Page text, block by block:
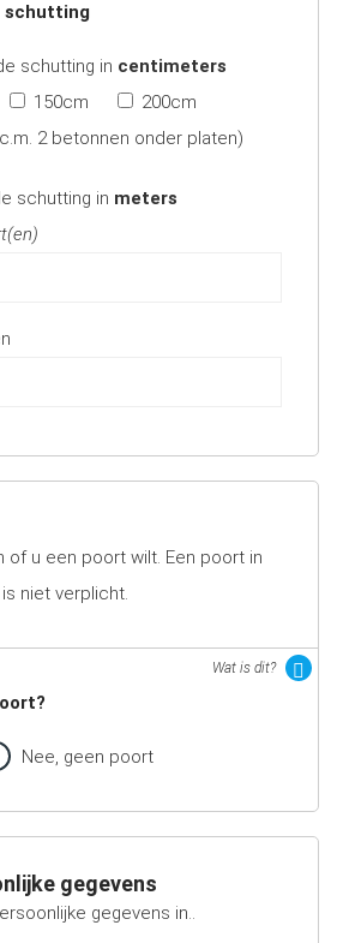
schutting
schutting in centimeters
150cm
200cm
2 betonnen onder platen)
schutting in meters
of u een poort wilt. Een poort in
niet verplicht.
Wat is dit?
Nee, geen poort
gegevens
gegevens in..